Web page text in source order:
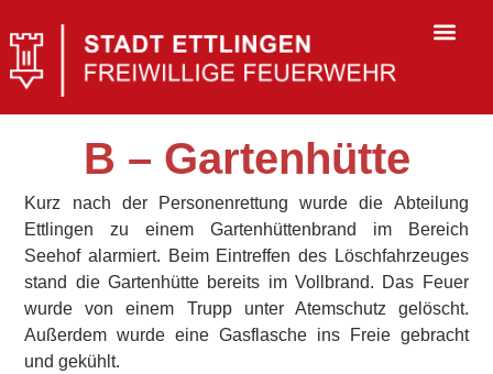
B – Gartenhütte
Kurz nach der Personenrettung wurde die Abteilung
Ettlingen zu einem Gartenhüttenbrand im Bereich
Seehof alarmiert. Beim Eintreffen des Löschfahrzeuges
stand die Gartenhütte bereits im Vollbrand. Das Feuer
wurde von einem Trupp unter Atemschutz gelöscht.
Außerdem wurde eine Gasflasche ins Freie gebracht
und gekühlt.